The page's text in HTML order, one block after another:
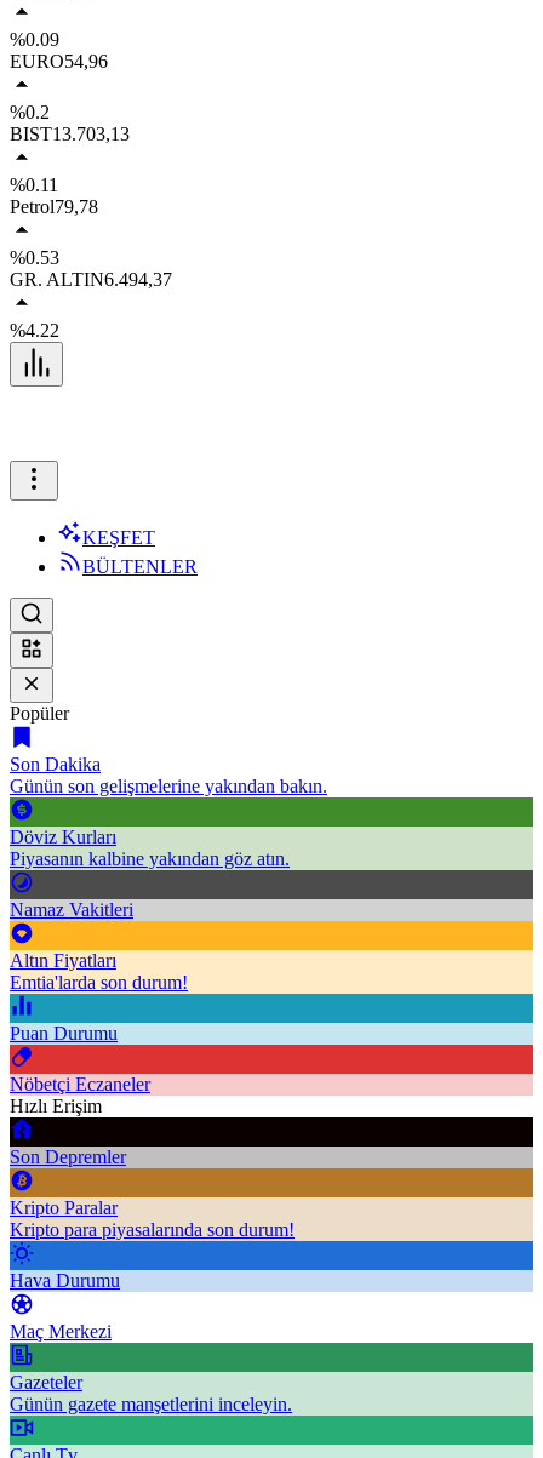
%0.09
EURO54,96
%0.2
BIST13.703,13
%0.11
Petrol79,78
%0.53
GR. ALTIN6.494,37
%4.22
KEŞFET
BÜLTENLER
Popüler
Son Dakika
Günün son gelişmelerine yakından bakın.
Döviz Kurları
Piyasanın kalbine yakından göz atın.
Namaz Vakitleri
Altın Fiyatları
Emtia'larda son durum!
Puan Durumu
Nöbetçi Eczaneler
Hızlı Erişim
Son Depremler
Kripto Paralar
Kripto para piyasalarında son durum!
Hava Durumu
Maç Merkezi
Gazeteler
Günün gazete manşetlerini inceleyin.